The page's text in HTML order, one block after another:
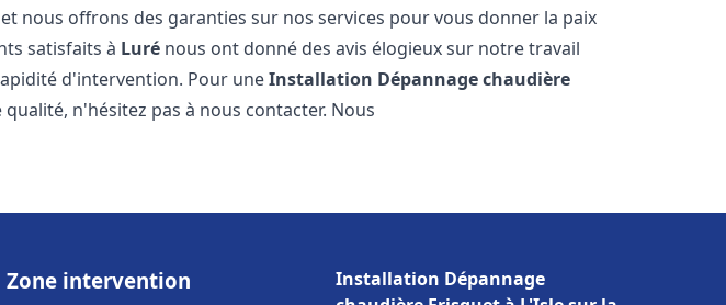
nous offrons des garanties sur nos services pour vous donner la paix
satisfaits à Luré nous ont donné des avis élogieux sur notre travail
d'intervention. Pour uneInstallation Dépannage chaudière
qualité, n'hésitez pas à nous contacter. Nous
Zone intervention
Installation Dépannage